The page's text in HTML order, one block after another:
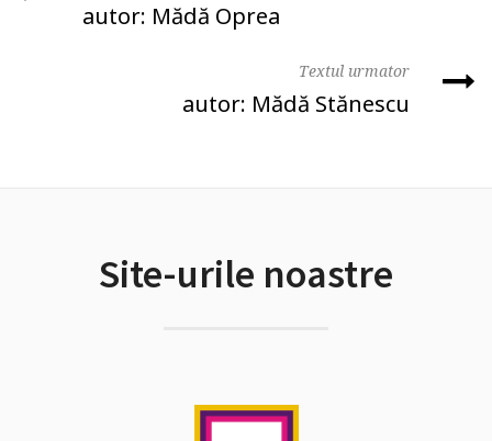
autor: Mădă Oprea
Textul urmator
autor: Mădă Stănescu
Site-urile noastre